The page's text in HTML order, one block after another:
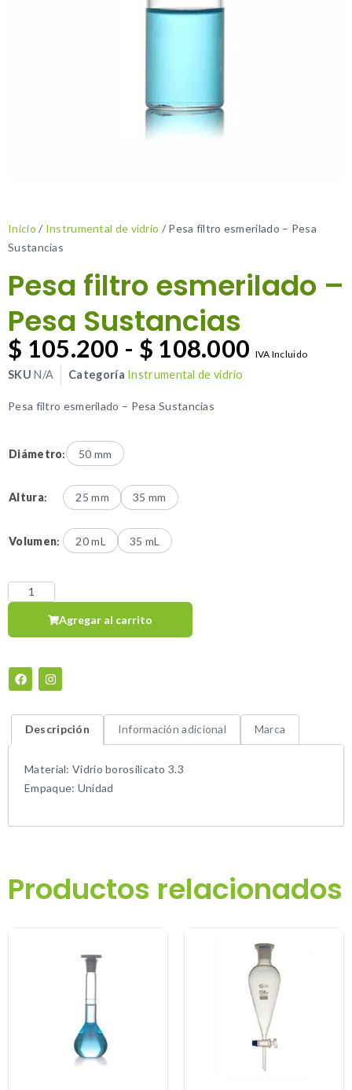
Inicio / Instrumental de vidrio / Pesa filtro esmerilado – Pesa
Sustancias
Pesa filtro esmerilado –
Pesa Sustancias
$ 105.200 - $ 108.000 IVA Incluido
SKUN/A Categoría Instrumental de vidrio
Pesa filtro esmerilado – Pesa Sustancias
Diámetro: 50 mm
Altura: 25 mm 35 mm
Volumen: 20 mL 35 mL
Agregar al carrito
Descripción Información adicional Marca
Material: Vidrio borosilicato 3.3
Empaque: Unidad
Productos relacionados